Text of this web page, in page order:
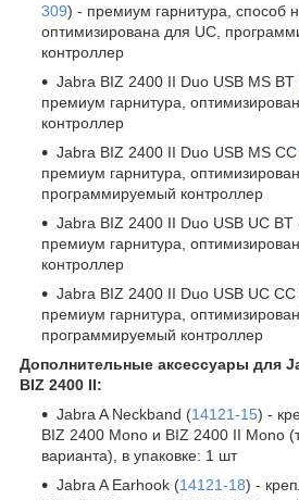
309) - премиум гарнитура, способ
оптимизирована для UC,
контроллер
Jabra BIZ 2400 II Duo USB MS BT
премиум гарнитура,
контроллер
Jabra BIZ 2400 II Duo USB MS
премиум гарнитура,
программируемый контроллер
Jabra BIZ 2400 II Duo USB UC BT
премиум гарнитура,
контроллер
Jabra BIZ 2400 II Duo USB UC CC
премиум гарнитура,
программируемый контроллер
Дополнительные аксессуары для
BIZ 2400 II:
Jabra A Neckband (14121-15) -
BIZ 2400 Mono и BIZ 2400 II Mono
варианта), в упаковке: 1 шт
Jabra A Earhook (14121-18) -